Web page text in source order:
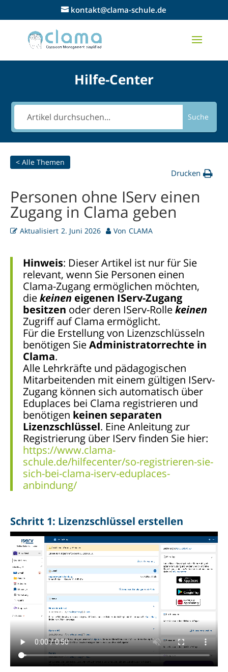
kontakt@clama-schule.de
Hilfe-Center
Suche
< Alle Themen
Drucken
Personen ohne IServ einen
Zugang in Clama geben
Aktualisiert 2. Juni 2026 Von CLAMA
Hinweis: Dieser Artikel ist nur für Sie
relevant, wenn Sie Personen einen
Clama-Zugang ermöglichen möchten,
diekeinen eigenen IServ-Zugang
besitzen oder deren IServ-Rollekeinen
Zugriff auf Clama ermöglicht.
Für die Erstellung von Lizenzschlüsseln
benötigen SieAdministratorrechte in
Clama.
Alle Lehrkräfte und pädagogischen
Mitarbeitenden mit einem gültigen IServ-
Zugang können sich automatisch über
Eduplaces bei Clama registrieren und
benötigen keinen separaten
Lizenzschlüssel. Eine Anleitung zur
Registrierung über IServ finden Sie hier:
https://www.clama-
schule.de/hilfecenter/so-registrieren-sie-
sich-bei-clama-iserv-eduplaces-
anbindung/
Schritt 1: Lizenzschlüssel erstellen